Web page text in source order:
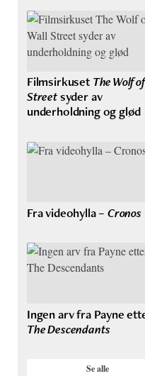
Filmsirkuset The Wolf
Streetsyder av
underholdning og glød
Fra videohylla –Cronos
Ingen arv fra Payne
The Descendants
Se alle